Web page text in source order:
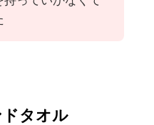
タオル